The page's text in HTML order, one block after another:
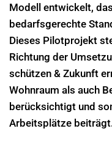
Modell entwickelt,
bedarfsgerechte
Dieses Pilotprojekt
Richtung der
schützen & Zukunft
Wohnraum als auch
berücksichtigt und
Arbeitsplätze